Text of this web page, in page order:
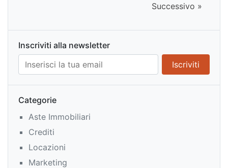
Successivo »
Inscriviti alla newsletter
Categorie
Aste Immobiliari
Crediti
Locazioni
Marketing